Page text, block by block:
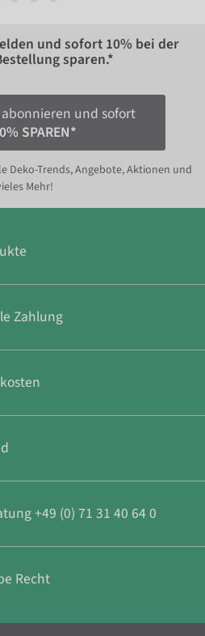
und sofort 10% bei der
sparen.*
und sofort
SPAREN*
Trends, Angebote, Aktionen und
Mehr!
Zahlung
+49 (0) 71 31 40 64 0
Recht